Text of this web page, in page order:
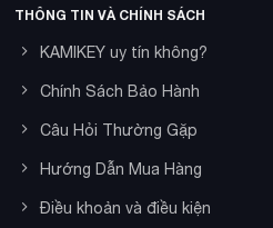
THÔNG TIN VÀ CHÍNH SÁCH
KAMIKEY uy tín không?
Chính Sách Bảo Hành
Câu Hỏi Thường Gặp
Hướng Dẫn Mua Hàng
Điều khoản và điều kiện